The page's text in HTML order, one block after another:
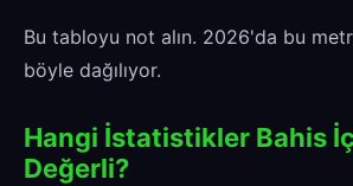
Bu tabloyu not alın. 2026'da bu
böyle dağılıyor.
Hangi İstatistikler Bahis
Değerli?